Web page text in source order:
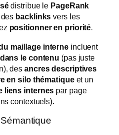
distribue le PageRank
backlinks vers les
positionner en priorité.
maillage interne incluent
le contenu (pas juste
des ancres descriptives
en silo thématiqueet un
liens internes par page
contextuels).